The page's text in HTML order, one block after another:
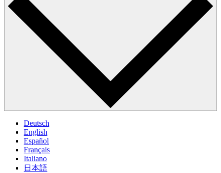
Deutsch
English
Español
Français
Italiano
日本語